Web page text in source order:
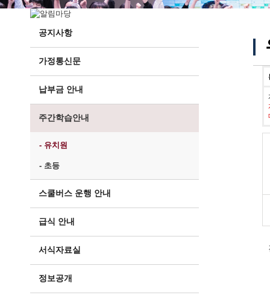
공지사항
가정통신문
납부금 안내
주간학습안내
- 유치원
- 초등
스쿨버스 운행 안내
급식 안내
서식자료실
정보공개